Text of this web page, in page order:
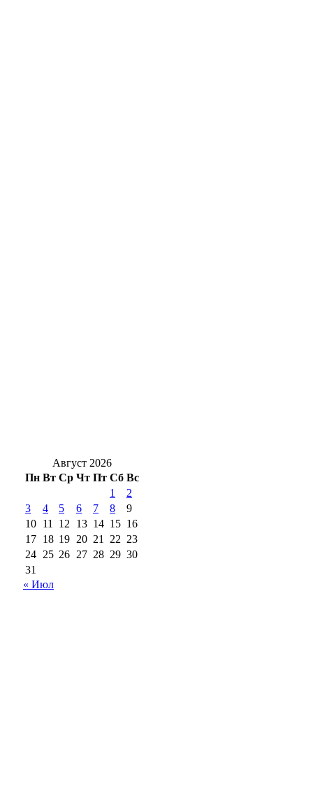
Август 2026
Пн Вт Ср Чт Пт Сб Вс
1
2
3
4 5 6 7 8
9
10 11 12 13 14 15 16
17 18 19 20 21 22 23
24 25 26 27 28 29 30
31
« Июл